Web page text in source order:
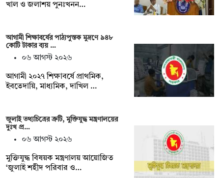
খাল ও জলাশয় পুনঃখনন…
আগামী শিক্ষাবর্ষের পাঠ্যপুস্তক মুদ্রণে ৯৪৮
কোটি টাকার ব্যয় …
০৬ আগস্ট ২০২৬
আগামী ২০২৭ শিক্ষাবর্ষে প্রাথমিক,
ইবতেদায়ি, মাধ্যমিক, দাখিল …
জুলাই তথ্যচিত্রের ত্রুটি, মুক্তিযুদ্ধ মন্ত্রণালয়ের
দুঃখ প্র…
০৬ আগস্ট ২০২৬
মুক্তিযুদ্ধ বিষয়ক মন্ত্রণালয় আয়োজিত
‘জুলাই শহীদ পরিবার ও…